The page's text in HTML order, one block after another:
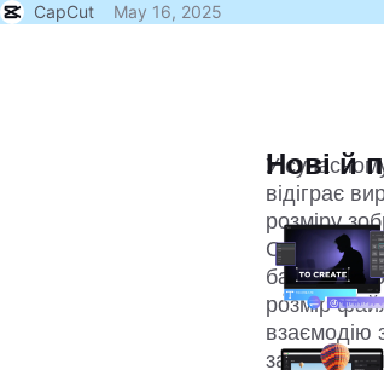
CapCut May 16, 2025
У
відіграє
розміру
Стиснення
байтах із
розмір
взаємодію
займає
Нові й